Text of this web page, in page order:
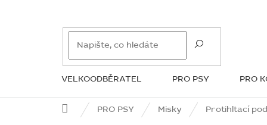
VELKOODBĚRATEL PRO PSY PRO
ZNAČKY
Domů PRO PSY Misky Protihltací